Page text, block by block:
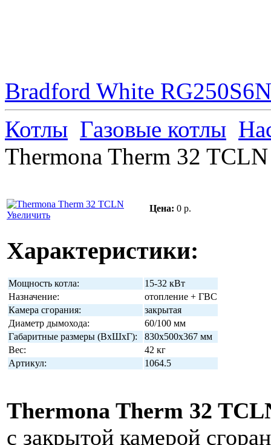
Bradford White
Котлы Газовые котлы
Thermona Therm 32 TCLN
Увеличить
Цена: 0 р.
Характеристики:
Мощность котла:
15-32 кВт
Назначение:
отопление + ГВС
Камера сгорания:
закрытая
Диаметр дымохода:
60/100 мм
Габаритные размеры (ВхШхГ):
830х500х367 мм
Вес:
42 кг
Артикул:
1064.5
Thermona Therm 32
с закрытой камерой